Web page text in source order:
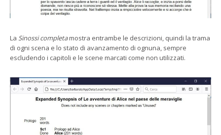
La Sinossi completamostra entrambe le descrizioni, quindi la trama
di ogni scena e lo stato di avanzamento di ognuna, sempre
escludendo i capitoli e le scene marcati come non utilizzati.